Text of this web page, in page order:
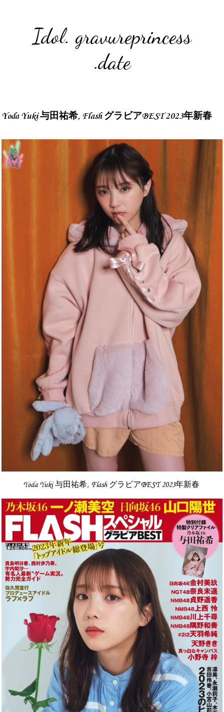
Idol. gravureprincess
.date
Yoda Yuki 与田祐希, Flash グラビアBEST 2023年新春
Yoda Yuki 与田祐希, Flash グラビアBEST 2023年新春